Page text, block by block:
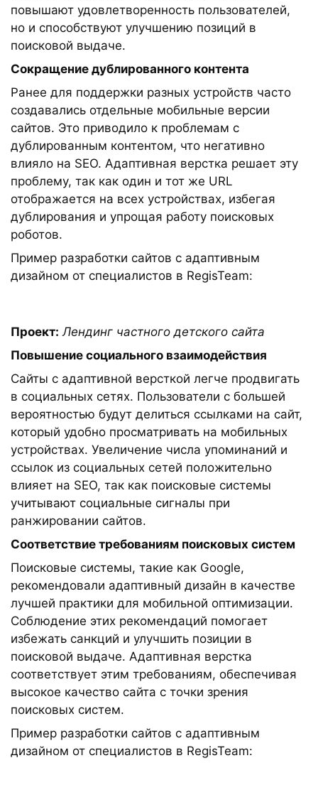
повышают удовлетворенность пользователей,
но и способствуют улучшению позиций в
поисковой выдаче.
Сокращение дублированного контента
Ранее для поддержки разных устройств часто
создавались отдельные мобильные версии
сайтов. Это приводило к проблемам с
дублированным контентом, что негативно
влияло на SEO. Адаптивная верстка решает эту
проблему, так как один и тот же URL
отображается на всех устройствах, избегая
дублирования и упрощая работу поисковых
роботов.
Пример разработки сайтов с адаптивным
дизайном от специалистов в RegisTeam:
Проект: Лендинг частного детского сайта
Повышение социального взаимодействия
Сайты с адаптивной версткой легче продвигать
в социальных сетях. Пользователи с большей
вероятностью будут делиться ссылками на сайт,
который удобно просматривать на мобильных
устройствах. Увеличение числа упоминаний и
ссылок из социальных сетей положительно
влияет на SEO, так как поисковые системы
учитывают социальные сигналы при
ранжировании сайтов.
Соответствие требованиям поисковых систем
Поисковые системы, такие как Google,
рекомендовали адаптивный дизайн в качестве
лучшей практики для мобильной оптимизации.
Соблюдение этих рекомендаций помогает
избежать санкций и улучшить позиции в
поисковой выдаче. Адаптивная верстка
соответствует этим требованиям, обеспечивая
высокое качество сайта с точки зрения
поисковых систем.
Пример разработки сайтов с адаптивным
дизайном от специалистов в RegisTeam: